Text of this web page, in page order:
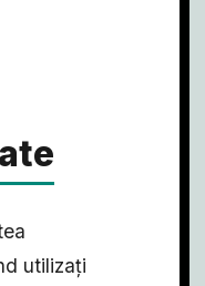
utilizați